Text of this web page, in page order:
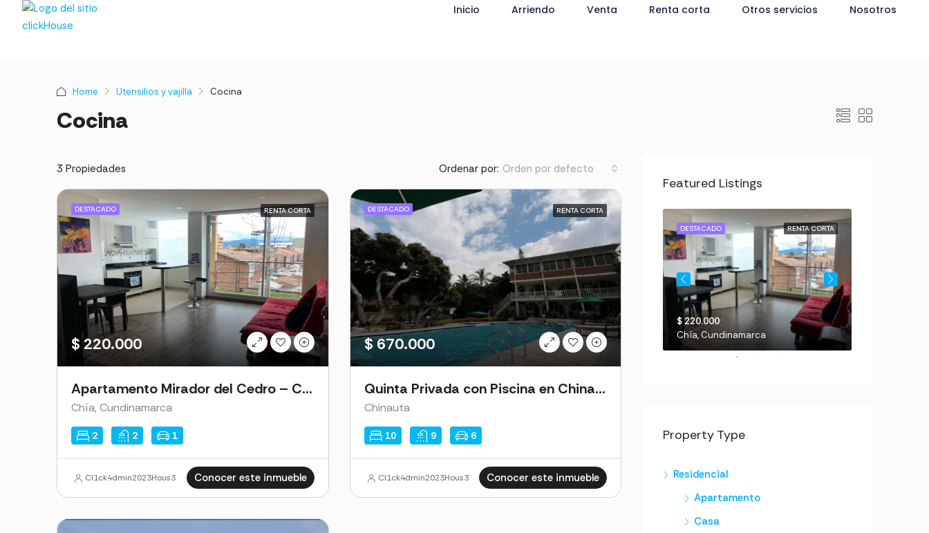
Inicio Arriendo Venta Renta corta Otros servicios Nosotros
Home Utensilios y vajilla Cocina
Cocina
3 Propiedades Ordenar por: Orden por defecto
DESTACADO RENTA CORTA
$ 220.000
Apartamento Mirador del Cedro – Chía
Chía, Cundinamarca
2 2 1
Conocer este inmueble
Cl1ck4dmin2023Hous3
DESTACADO RENTA CORTA
$ 670.000
Quinta Privada con Piscina en Chinauta
Chinauta
10 9 6
Conocer este inmueble
Cl1ck4dmin2023Hous3
Featured Listings
DESTACADO
$ 730.000
km 7 via Melgar - Carmen de Apicalá
RENTA CORTA
DESTACADO
$ 220.000
Chía, Cundinamarca
Property Type
Residencial
Apartamento
Casa